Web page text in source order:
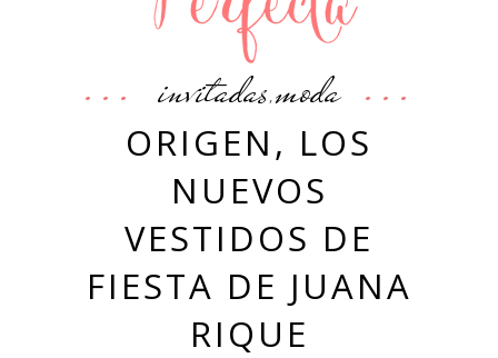
invitadas,moda
ORIGEN, LOS
NUEVOS
VESTIDOS DE
FIESTA DE JUANA
RIQUE